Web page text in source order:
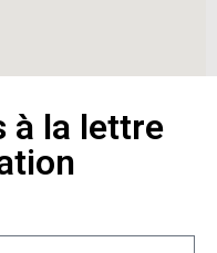
à la lettre